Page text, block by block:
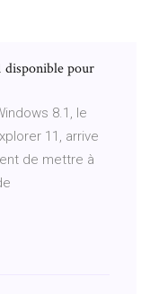
disponible pour
8.1, le
11, arrive
de mettre à